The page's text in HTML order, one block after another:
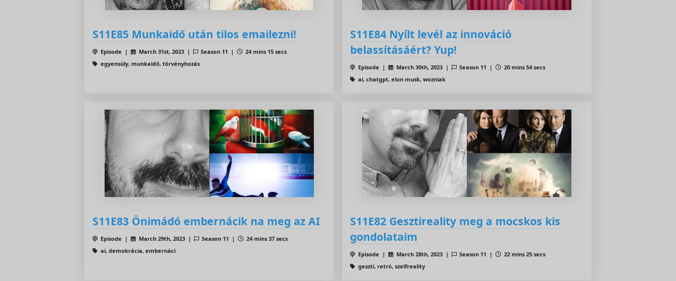
S11E85 Munkaidő után tilos emailezni!
Episode | March 31st, 2023 | Season 11 |
24 mins 15 secs
egyensúly, munkaidő, törvényhozás
S11E84 Nyílt levél az innováció
belassításáért? Yup!
Episode | March 30th, 2023 | Season 11 |
20 mins 54 secs
ai, chatgpt, elon musk, wozniak
S11E83 Önimádó embernácik na meg az AI
Episode | March 29th, 2023 | Season 11 |
24 mins 37 secs
ai, demokrácia, embernáci
S11E82 Gesztireality meg a mocskos kis
gondolataim
Episode | March 28th, 2023 | Season 11 |
22 mins 25 secs
geszti, retró, szelfreality